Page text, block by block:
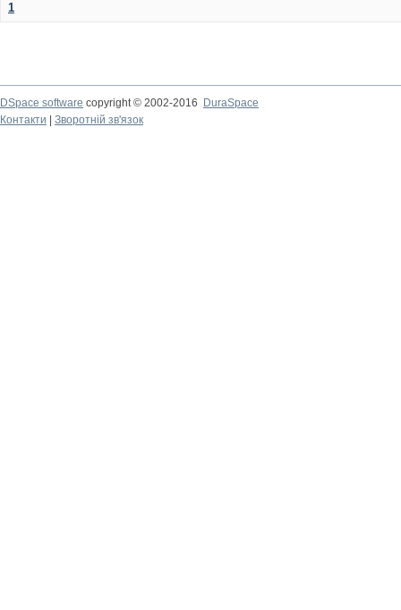
1
DSpace software copyright © 2002-2016
DuraSpace
Контакти
Зворотній зв'язок